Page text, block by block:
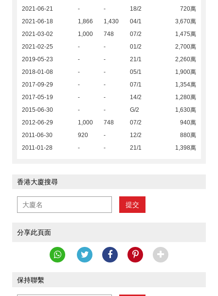
2021-06-21
- - 18/2
720萬
2021-06-18
1,866 1,430 04/1
3,670萬
2021-03-02
1,000 748 07/2
1,475萬
2021-02-25
- - 01/2
2,700萬
2019-05-23
- - 21/1
2,260萬
2018-01-08
- - 05/1
1,900萬
2017-09-29
- - 07/1
1,354萬
2017-05-19
- - 14/2
1,280萬
2015-06-30
- - G/2
1,630萬
2012-06-29
1,000 748 07/2
940萬
2011-06-30
920 - 12/2
880萬
2011-01-28
- - 21/1 1,398萬
香港大廈搜尋
提交
分享此頁面
保持聯繫